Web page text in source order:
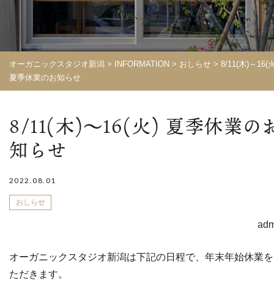
オーガニックスタジオ新潟 > INFORMATION > おしらせ > 8/11(木)～16(
夏季休業のお知らせ
8/11(木)～16(火) 夏季休業の
知らせ
2022.08.01
おしらせ
オーガニックスタジオ新潟は下記の日程で、年末年始休業
ただきます。